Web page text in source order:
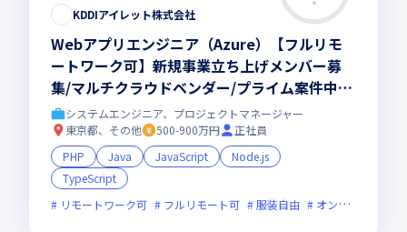
KDDIアイレット株式会社
Webアプリエンジニア（Azure）【フルリモ
ートワーク可】新規事業立ち上げメンバー募
集/マルチクラウドベンダー/プライム案件中心
◎KDDIグループ安定待遇
システムエンジニア、プロジェクトマネージャー
東京都、その他
500-900万円
正社員
PHP
Java JavaScript
Node.js
TypeScript
リモートワーク可
フルリモート可 服装自由 オンライン選考可